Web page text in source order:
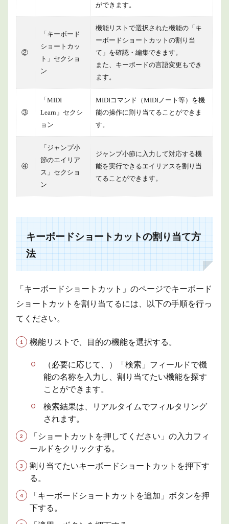
ができます。
②
「キーボード
ショートカッ
ト」セクショ
ン
機能リストで選択された機能の「キ
ーボードショートカットの割り当
て」を確認・編集できます。
また、キーボードの言語変更もでき
ます。
③
「MIDI
Learn」セクシ
ョン
MIDIコマンド（MIDIノート等）を機
能の操作に割り当てることができま
す。
④
「ジャンプ小
節のエイリア
ス」セクショ
ン
ジャンプ小節に入力して対応する機
能を実行できるエイリアスを割り当
てることができます。
キーボードショートカットの割り当て方
法
「キーボードショートカット」のページでキーボード
ショートカットを割り当てるには、以下の手順を行っ
てください。
機能リストで、目的の機能を選択する。
（必要に応じて、）「検索」フィールドで機
能の名称を入力し、割り当てたい機能を探す
ことができます。
検索結果は、リアルタイムでフィルタリング
されます。
「ショートカットを押してください」の入力フィ
ールドをクリックする。
割り当てたいキーボードショートカットを押下す
る。
「キーボードショートカットを追加」ボタンを押
下する。